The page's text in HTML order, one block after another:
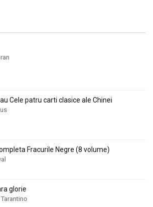
Cele patru carti clasice ale Chinei
Fracurile Negre (8 volume)
glorie